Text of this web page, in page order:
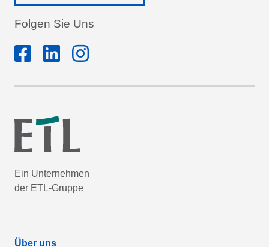
Folgen Sie Uns
Ein Unternehmen
der ETL-Gruppe
Über uns